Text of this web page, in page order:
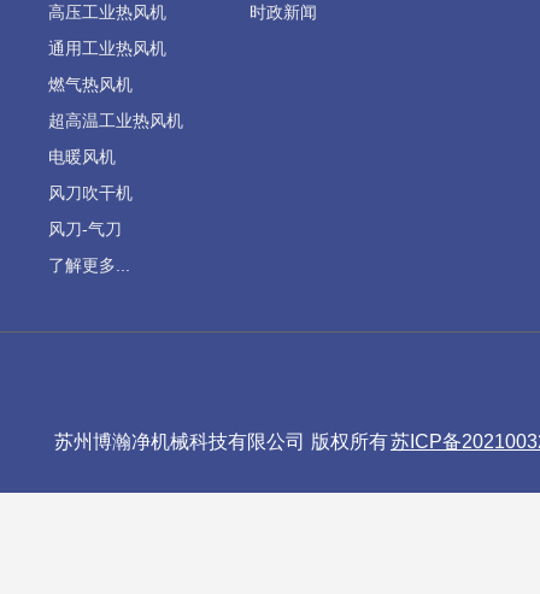
高压工业热风机
通用工业热风机
燃气热风机
超高温工业热风机
电暖风机
风刀吹干机
风刀-气刀
了解更多...
时政新闻
苏州博瀚净机械科技有限公司 版权所有苏ICP备